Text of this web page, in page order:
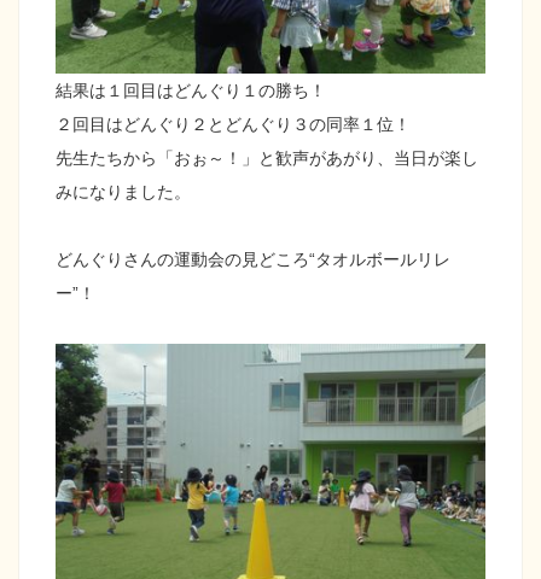
結果は１回目はどんぐり１の勝ち！
２回目はどんぐり２とどんぐり３の同率１位！
先生たちから「おぉ～！」と歓声があがり、当日が楽し
みになりました。
どんぐりさんの運動会の見どころ“タオルボールリレ
ー”！